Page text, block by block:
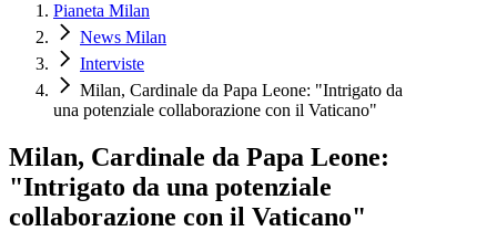
Pianeta Milan
News Milan
Interviste
Milan, Cardinale da Papa Leone: "Intrigato da
una potenziale collaborazione con il Vaticano"
Milan, Cardinale da Papa Leone:
"Intrigato da una potenziale
collaborazione con il Vaticano"